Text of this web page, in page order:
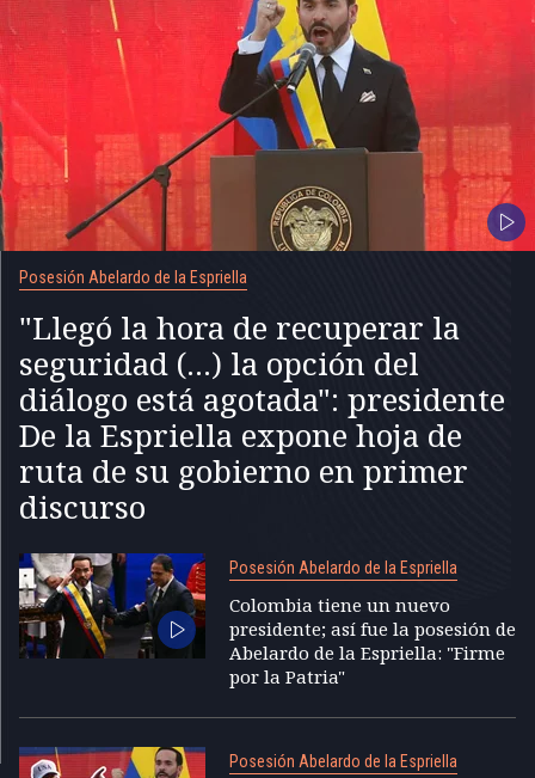
Posesión Abelardo de la Espriella
"Llegó la hora de recuperar la
seguridad (...) la opción del
diálogo está agotada": presidente
De la Espriella expone hoja de
ruta de su gobierno en primer
discurso
Posesión Abelardo de la Espriella
Colombia tiene un nuevo
presidente; así fue la posesión de
Abelardo de la Espriella: "Firme
por la Patria"
Posesión Abelardo de la Espriella